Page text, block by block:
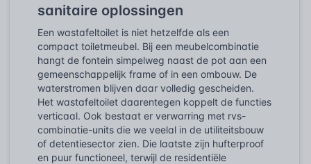
sanitaire oplossingen
Een wastafeltoilet is niet hetzelfde als een
compact toiletmeubel. Bij een meubelcombinatie
hangt de fontein simpelweg naast de pot aan een
gemeenschappelijk frame of in een ombouw. De
waterstromen blijven daar volledig gescheiden.
Het wastafeltoilet daarentegen koppelt de functies
verticaal. Ook bestaat er verwarring met rvs-
combinatie-units die we veelal in de utiliteitsbouw
of detentiesector zien. Die laatste zijn hufterproof
en puur functioneel, terwijl de residentiële